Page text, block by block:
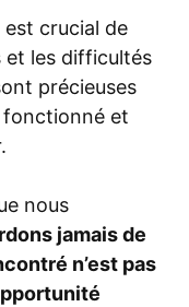
crucial de
et les difficultés
précieuses
fonctionné et
nous
jamais de
n’est pas